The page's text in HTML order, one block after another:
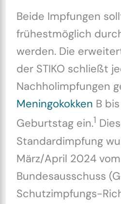
Beide Impfungen
frühestmöglich
werden. Die
der STIKO schließt
Nachholimpfungen
Meningokokken B
Geburtstag ein.1
Standardimpfung
März/April 2024
Bundesausschuss
Schutzimpfungs-